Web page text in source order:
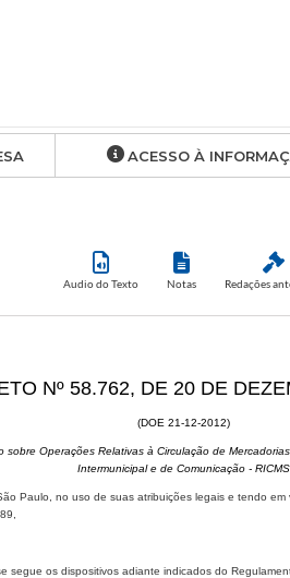
ACESSO À
Audio do Texto Notas Redações
Nº 58.762, DE 20 DE
(DOE 21-12-2012)
Operações Relativas à Circulação de
Intermunicipal e de Comunicação - RICMS
Paulo, no uso de suas atribuições legais e tendo
segue os dispositivos adiante indicados do